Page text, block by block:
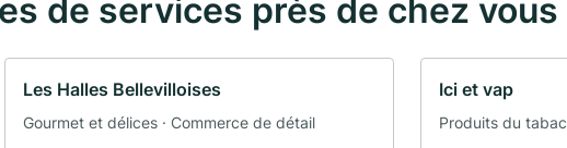
de services près de chez vous
Les Halles Bellevilloises
Gourmet et délices · Commerce de détail
Ici et vap
Produits du tabac